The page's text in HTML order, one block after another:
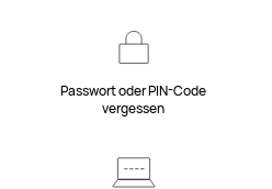
Passwort oder PIN-Code
vergessen